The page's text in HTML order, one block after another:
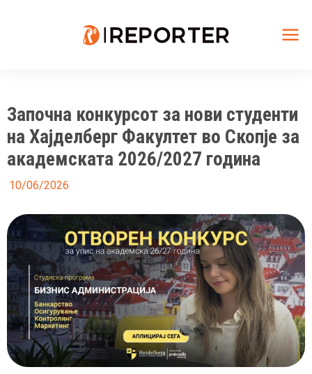
Започна конкурсот за нови студенти
на Хајделберг Факултет во Скопје за
академската 2026/2027 година
10/06/2026